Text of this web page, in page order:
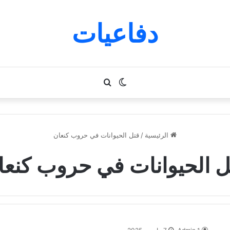
دفاعيات
بحث
عن
الوضع
المظلم
الرئيسية / قتل الحيوانات في حروب كنعان
الحيوانات في حروب